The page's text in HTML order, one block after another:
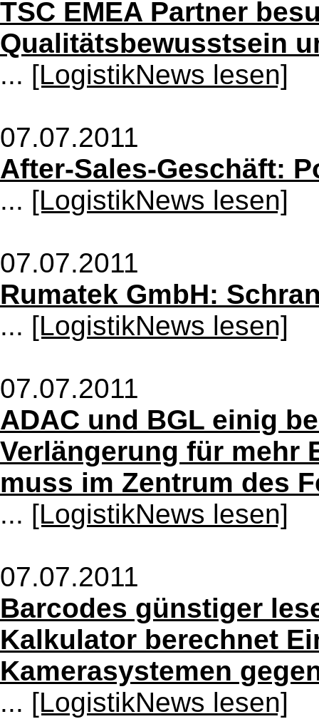
TSC EMEA Partner
Qualitätsbewusstsein
... [LogistikNews lesen]
07.07.2011
After-Sales-Geschäft:
... [LogistikNews lesen]
07.07.2011
Rumatek GmbH:
... [LogistikNews lesen]
07.07.2011
ADAC und BGL einig
Verlängerung für mehr
muss im Zentrum des
... [LogistikNews lesen]
07.07.2011
Barcodes günstiger
Kalkulator berechnet
Kamerasystemen
... [LogistikNews lesen]